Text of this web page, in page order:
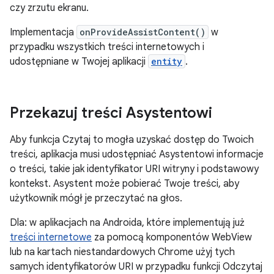
czy zrzutu ekranu.
Implementacja onProvideAssistContent() w
przypadku wszystkich treści internetowych i
udostępniane w Twojej aplikacji entity .
Przekazuj treści Asystentowi
Aby funkcja Czytaj to mogła uzyskać dostęp do Twoich
treści, aplikacja musi udostępniać Asystentowi informacje
o treści, takie jak identyfikator URI witryny i podstawowy
kontekst. Asystent może pobierać Twoje treści, aby
użytkownik mógł je przeczytać na głos.
Dla: w aplikacjach na Androida, które implementują już
treści internetowe za pomocą komponentów WebView
lub na kartach niestandardowych Chrome użyj tych
samych identyfikatorów URI w przypadku funkcji Odczytaj